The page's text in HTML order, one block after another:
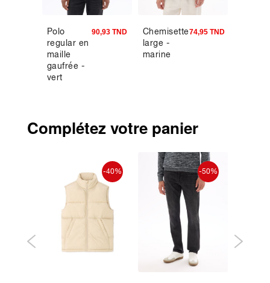
Polo
regular en
maille
gaufrée -
vert
90,93 TND
Chemisette
large -
marine
74,95 TND
Complétez votre panier
-40% -50%